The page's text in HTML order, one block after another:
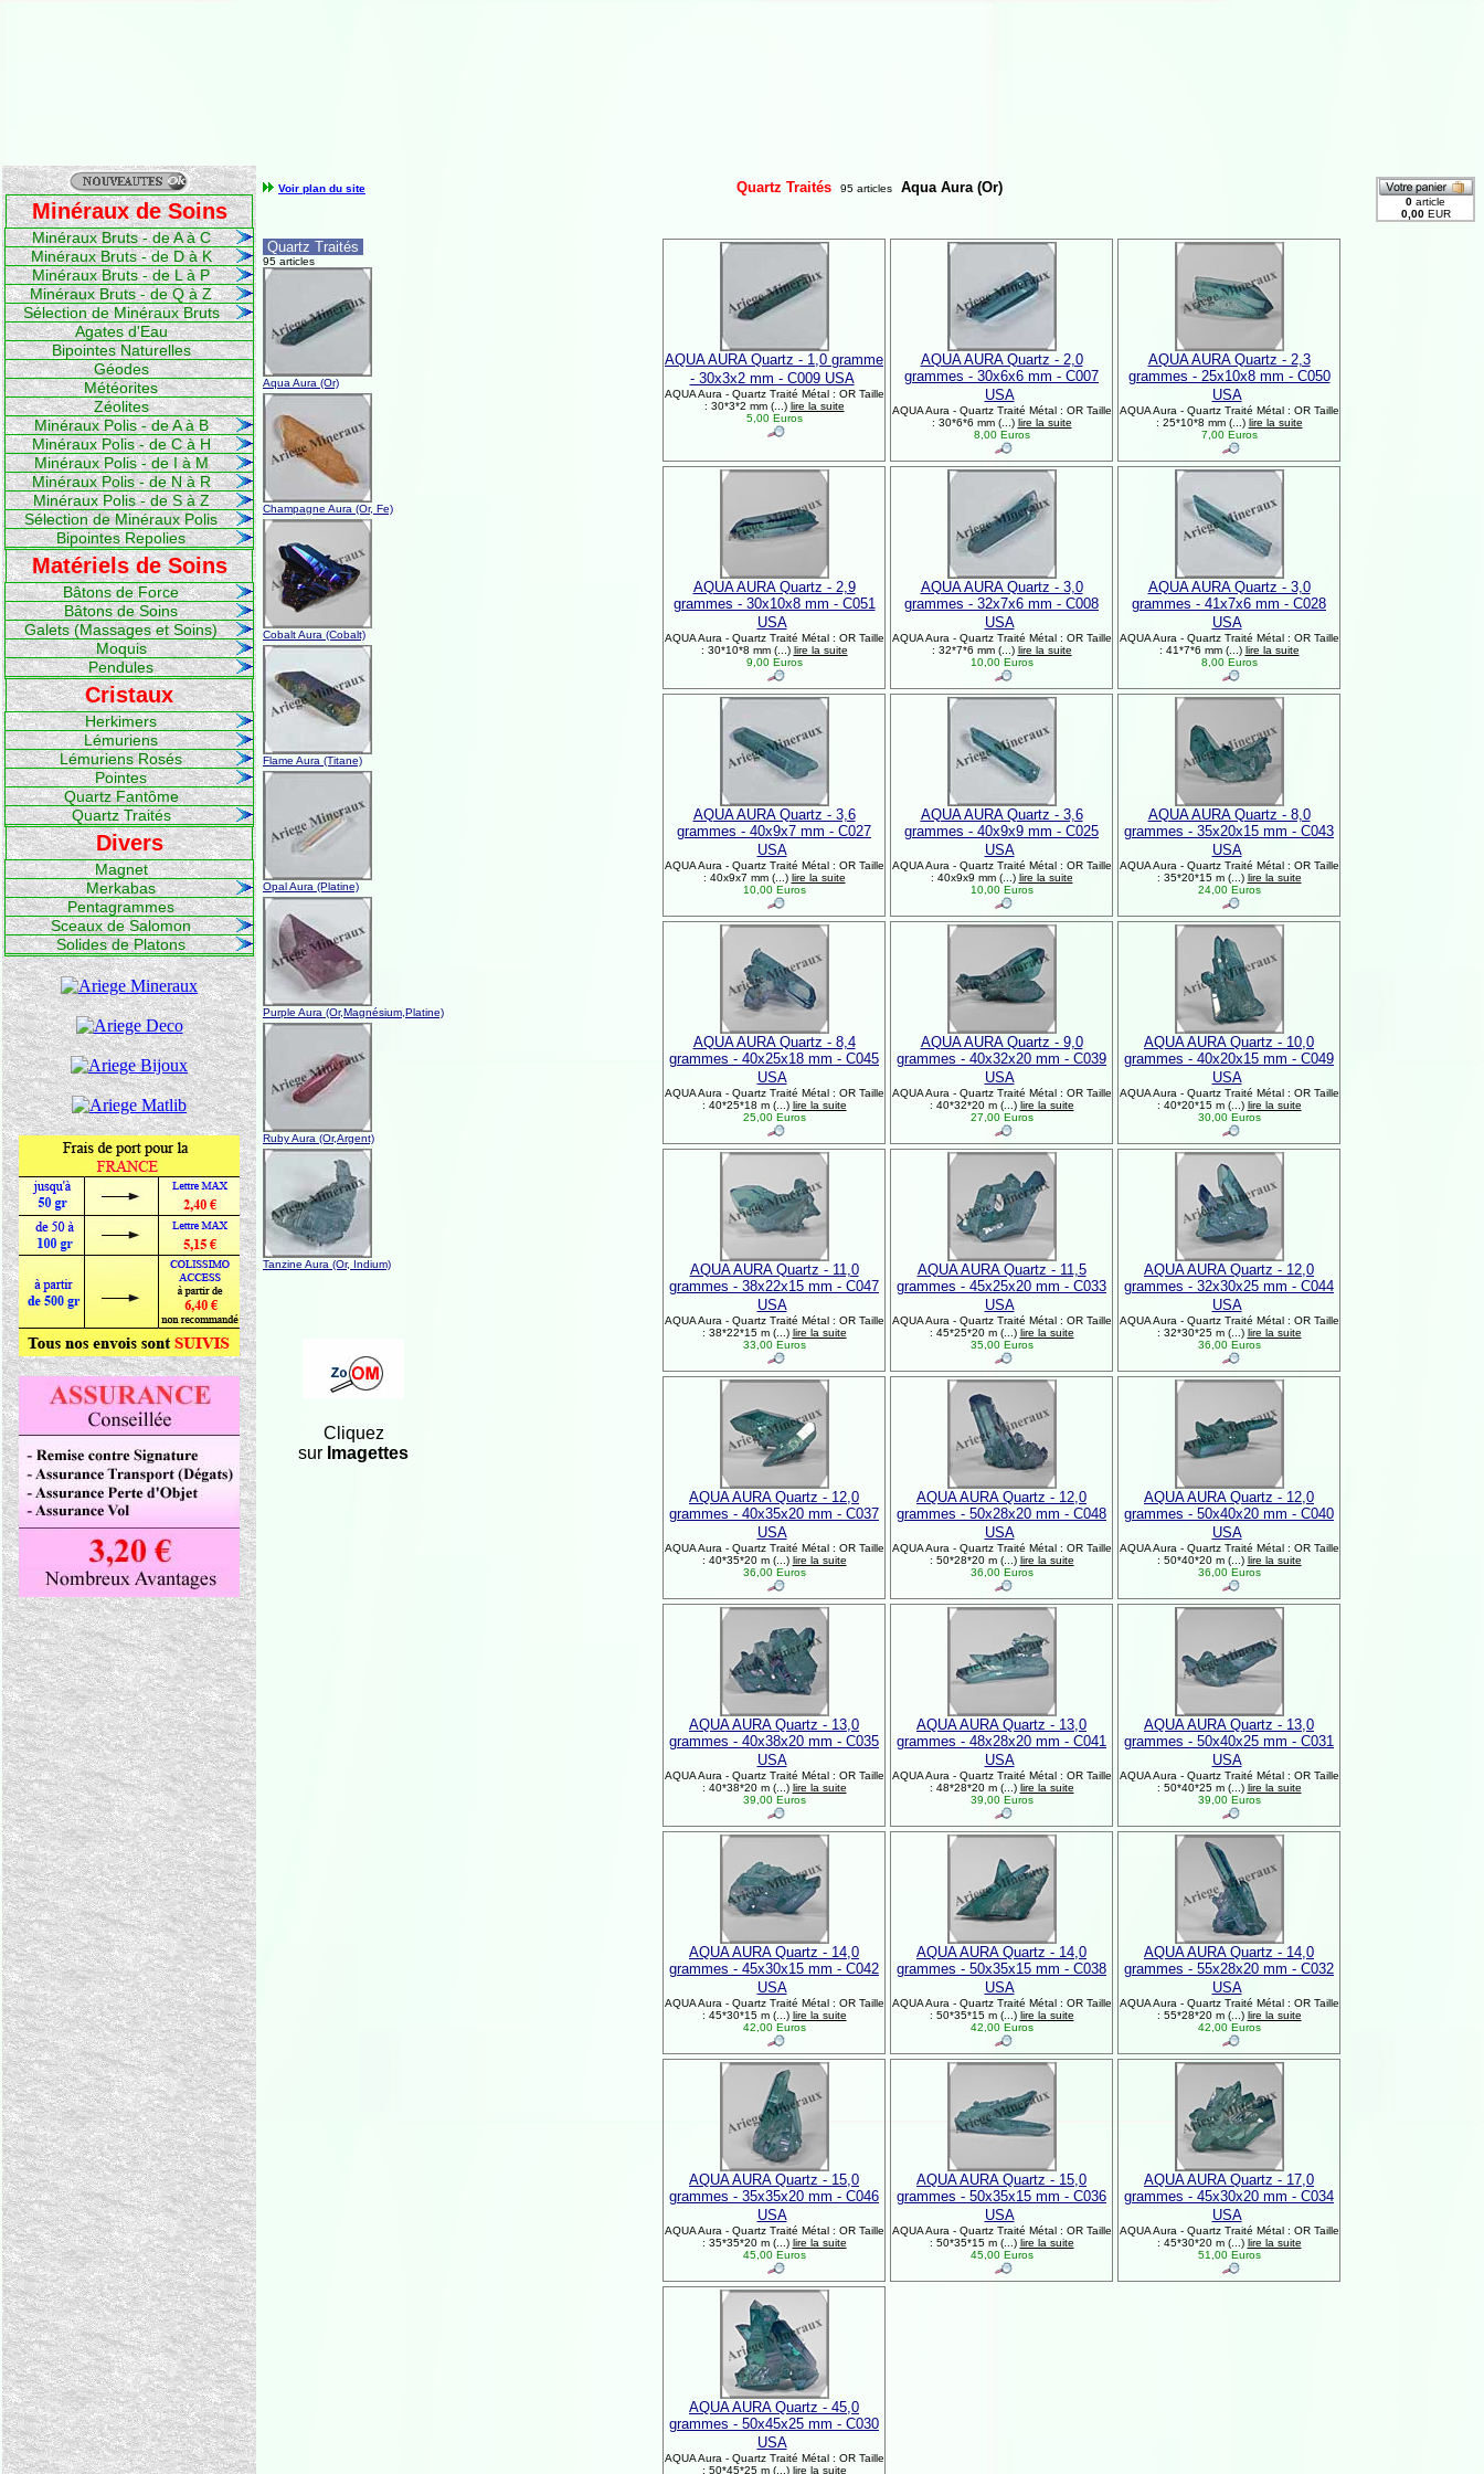
Minéraux de Soins
Minéraux Bruts - de A à C
Minéraux Bruts - de D à K
Minéraux Bruts - de L à P
Minéraux Bruts - de Q à Z
Sélection de Minéraux Bruts
Agates d'Eau
Bipointes Naturelles
Géodes
Météorites
Zéolites
Minéraux Polis - de A à B
Minéraux Polis - de C à H
Minéraux Polis - de I à M
Minéraux Polis - de N à R
Minéraux Polis - de S à Z
Sélection de Minéraux Polis
Bipointes Repolies
Matériels de Soins
Bâtons de Force
Bâtons de Soins
Galets (Massages et Soins)
Moquis
Pendules
Cristaux
Herkimers
Lémuriens
Lémuriens Rosés
Pointes
Quartz Fantôme
Quartz Traités
Divers
Magnet
Merkabas
Pentagrammes
Sceaux de Salomon
Solides de Platons
Voir plan du site Quartz Traités 95 articles Aqua Aura (Or)
Quartz Traités
95 articles
Aqua Aura (Or)
Champagne Aura (Or, Fe)
Cobalt Aura (Cobalt)
Flame Aura (Titane)
Opal Aura (Platine)
Purple Aura (Or,Magnésium,Platine)
Ruby Aura (Or,Argent)
Tanzine Aura (Or, Indium)
Cliquez
sur Imagettes
AQUA AURA Quartz - 1,0 gramme
- 30x3x2 mm - C009 USA
AQUA Aura - Quartz Traité Métal : OR Taille
: 30*3*2 mm (...) lire la suite
5,00 Euros
AQUA AURA Quartz - 2,0
grammes - 30x6x6 mm - C007
USA
AQUA Aura - Quartz Traité Métal : OR Taille
: 30*6*6 mm (...) lire la suite
8,00 Euros
AQUA AURA Quartz - 2,3
grammes - 25x10x8 mm - C050
USA
AQUA Aura - Quartz Traité Métal : OR Taille
: 25*10*8 mm (...) lire la suite
7,00 Euros
AQUA AURA Quartz - 2,9
grammes - 30x10x8 mm - C051
USA
AQUA Aura - Quartz Traité Métal : OR Taille
: 30*10*8 mm (...) lire la suite
9,00 Euros
AQUA AURA Quartz - 3,0
grammes - 32x7x6 mm - C008
USA
AQUA Aura - Quartz Traité Métal : OR Taille
: 32*7*6 mm (...) lire la suite
10,00 Euros
AQUA AURA Quartz - 3,0
grammes - 41x7x6 mm - C028
USA
AQUA Aura - Quartz Traité Métal : OR Taille
: 41*7*6 mm (...) lire la suite
8,00 Euros
AQUA AURA Quartz - 3,6
grammes - 40x9x7 mm - C027
USA
AQUA Aura - Quartz Traité Métal : OR Taille
: 40x9x7 mm (...) lire la suite
10,00 Euros
AQUA AURA Quartz - 3,6
grammes - 40x9x9 mm - C025
USA
AQUA Aura - Quartz Traité Métal : OR Taille
: 40x9x9 mm (...) lire la suite
10,00 Euros
AQUA AURA Quartz - 8,0
grammes - 35x20x15 mm - C043
USA
AQUA Aura - Quartz Traité Métal : OR Taille
: 35*20*15 m (...) lire la suite
24,00 Euros
AQUA AURA Quartz - 8,4
grammes - 40x25x18 mm - C045
USA
AQUA Aura - Quartz Traité Métal : OR Taille
: 40*25*18 m (...) lire la suite
25,00 Euros
AQUA AURA Quartz - 9,0
grammes - 40x32x20 mm - C039
USA
AQUA Aura - Quartz Traité Métal : OR Taille
: 40*32*20 m (...) lire la suite
27,00 Euros
AQUA AURA Quartz - 10,0
grammes - 40x20x15 mm - C049
USA
AQUA Aura - Quartz Traité Métal : OR Taille
: 40*20*15 m (...) lire la suite
30,00 Euros
AQUA AURA Quartz - 11,0
grammes - 38x22x15 mm - C047
USA
AQUA Aura - Quartz Traité Métal : OR Taille
: 38*22*15 m (...) lire la suite
33,00 Euros
AQUA AURA Quartz - 11,5
grammes - 45x25x20 mm - C033
USA
AQUA Aura - Quartz Traité Métal : OR Taille
: 45*25*20 m (...) lire la suite
35,00 Euros
AQUA AURA Quartz - 12,0
grammes - 32x30x25 mm - C044
USA
AQUA Aura - Quartz Traité Métal : OR Taille
: 32*30*25 m (...) lire la suite
36,00 Euros
AQUA AURA Quartz - 12,0
grammes - 40x35x20 mm - C037
USA
AQUA Aura - Quartz Traité Métal : OR Taille
: 40*35*20 m (...) lire la suite
36,00 Euros
AQUA AURA Quartz - 12,0
grammes - 50x28x20 mm - C048
USA
AQUA Aura - Quartz Traité Métal : OR Taille
: 50*28*20 m (...) lire la suite
36,00 Euros
AQUA AURA Quartz - 12,0
grammes - 50x40x20 mm - C040
USA
AQUA Aura - Quartz Traité Métal : OR Taille
: 50*40*20 m (...) lire la suite
36,00 Euros
AQUA AURA Quartz - 13,0
grammes - 40x38x20 mm - C035
USA
AQUA Aura - Quartz Traité Métal : OR Taille
: 40*38*20 m (...) lire la suite
39,00 Euros
AQUA AURA Quartz - 13,0
grammes - 48x28x20 mm - C041
USA
AQUA Aura - Quartz Traité Métal : OR Taille
: 48*28*20 m (...) lire la suite
39,00 Euros
AQUA AURA Quartz - 13,0
grammes - 50x40x25 mm - C031
USA
AQUA Aura - Quartz Traité Métal : OR Taille
: 50*40*25 m (...) lire la suite
39,00 Euros
AQUA AURA Quartz - 14,0
grammes - 45x30x15 mm - C042
USA
AQUA Aura - Quartz Traité Métal : OR Taille
: 45*30*15 m (...) lire la suite
42,00 Euros
AQUA AURA Quartz - 14,0
grammes - 50x35x15 mm - C038
USA
AQUA Aura - Quartz Traité Métal : OR Taille
: 50*35*15 m (...) lire la suite
42,00 Euros
AQUA AURA Quartz - 14,0
grammes - 55x28x20 mm - C032
USA
AQUA Aura - Quartz Traité Métal : OR Taille
: 55*28*20 m (...) lire la suite
42,00 Euros
AQUA AURA Quartz - 15,0
grammes - 35x35x20 mm - C046
USA
AQUA Aura - Quartz Traité Métal : OR Taille
: 35*35*20 m (...) lire la suite
45,00 Euros
AQUA AURA Quartz - 15,0
grammes - 50x35x15 mm - C036
USA
AQUA Aura - Quartz Traité Métal : OR Taille
: 50*35*15 m (...) lire la suite
45,00 Euros
AQUA AURA Quartz - 17,0
grammes - 45x30x20 mm - C034
USA
AQUA Aura - Quartz Traité Métal : OR Taille
: 45*30*20 m (...) lire la suite
51,00 Euros
AQUA AURA Quartz - 45,0
grammes - 50x45x25 mm - C030
USA
AQUA Aura - Quartz Traité Métal : OR Taille
: 50*45*25 m (...) lire la suite